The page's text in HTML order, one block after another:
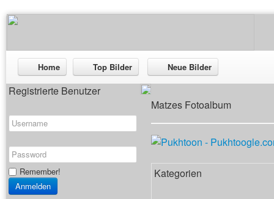
Home Top Bilder Neue Bilder
Registrierte Benutzer
Remember!
Matzes Fotoalbum
Kategorien